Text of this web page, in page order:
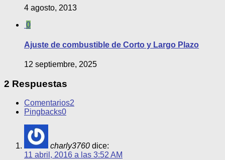
4 agosto, 2013
0
Ajuste de combustible de Corto y Largo Plazo
12 septiembre, 2025
2 Respuestas
Comentarios2
Pingbacks0
charly3760 dice:
11 abril, 2016 a las 3:52 AM